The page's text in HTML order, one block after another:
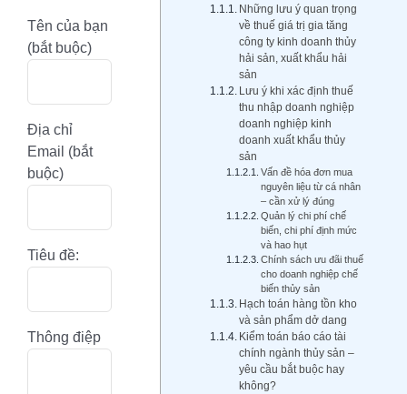
Những lưu ý quan trọng
về thuế giá trị gia tăng
công ty kinh doanh thủy
hải sản, xuất khẩu hải
sản
Lưu ý khi xác định thuế
thu nhập doanh nghiệp
doanh nghiệp kinh
doanh xuất khẩu thủy
sản
Vấn đề hóa đơn mua
nguyên liệu từ cá nhân
– cần xử lý đúng
Quản lý chi phí chế
biến, chi phí định mức
và hao hụt
Chính sách ưu đãi thuế
cho doanh nghiệp chế
biến thủy sản
Hạch toán hàng tồn kho
và sản phẩm dở dang
Kiểm toán báo cáo tài
chính ngành thủy sản –
yêu cầu bắt buộc hay
không?
Tên của bạn
(bắt buộc)
Địa chỉ
Email (bắt
buộc)
Tiêu đề:
Thông điệp